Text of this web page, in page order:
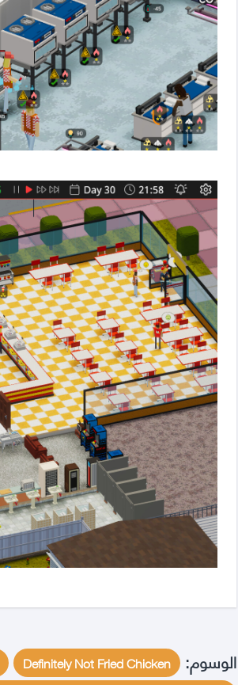
الوسوم: Definitely Not Fried Chicken